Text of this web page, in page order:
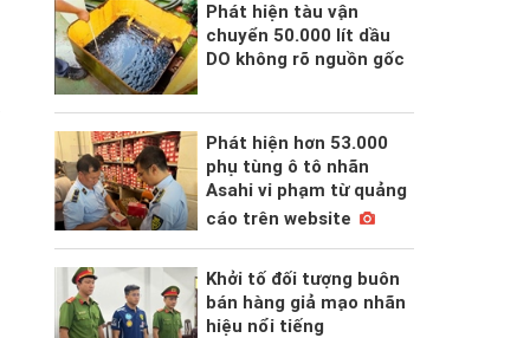
Phát hiện tàu vận
chuyển 50.000 lít dầu
DO không rõ nguồn gốc
Phát hiện hơn 53.000
phụ tùng ô tô nhãn
Asahi vi phạm từ quảng
cáo trên website
Khởi tố đối tượng buôn
bán hàng giả mạo nhãn
hiệu nổi tiếng